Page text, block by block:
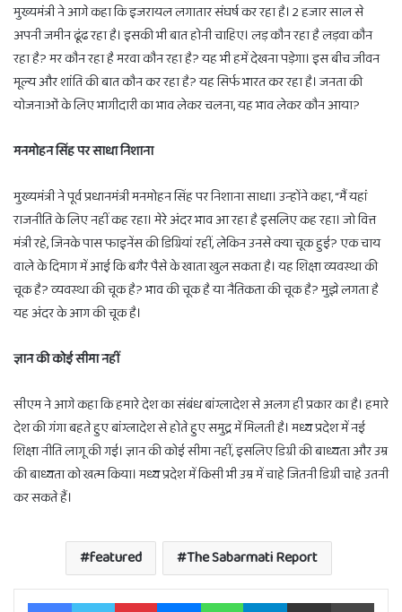
मुख्यमंत्री ने आगे कहा कि इजरायल लगातार संघर्ष कर रहा है। 2 हजार साल से
अपनी जमीन ढूंढ रहा है। इसकी भी बात होनी चाहिए। लड़ कौन रहा है लड़वा कौन
रहा है? मर कौन रहा है मरवा कौन रहा है? यह भी हमें देखना पड़ेगा। इस बीच जीवन
मूल्य और शांति की बात कौन कर रहा है? यह सिर्फ भारत कर रहा है। जनता की
योजनाओं के लिए भागीदारी का भाव लेकर चलना, यह भाव लेकर कौन आया?
मनमोहन सिंह पर साधा निशाना
मुख्यमंत्री ने पूर्व प्रधानमंत्री मनमोहन सिंह पर निशाना साधा। उन्होंने कहा, “मैं यहां
राजनीति के लिए नहीं कह रहा। मेरे अंदर भाव आ रहा है इसलिए कह रहा। जो वित्त
मंत्री रहे, जिनके पास फाइनेंस की डिग्रियां रहीं, लेकिन उनसे क्या चूक हुई? एक चाय
वाले के दिमाग में आई कि बगैर पैसे के खाता खुल सकता है। यह शिक्षा व्यवस्था की
चूक है? व्यवस्था की चूक है? भाव की चूक है या नैतिकता की चूक है? मुझे लगता है
यह अंदर के आग की चूक है।
ज्ञान की कोई सीमा नहीं
सीएम ने आगे कहा कि हमारे देश का संबंध बांग्लादेश से अलग ही प्रकार का है। हमारे
देश की गंगा बहते हुए बांग्लादेश से होते हुए समुद्र में मिलती है। मध्य प्रदेश में नई
शिक्षा नीति लागू की गई। ज्ञान की कोई सीमा नहीं, इसलिए डिग्री की बाध्यता और उम्र
की बाध्यता को खत्म किया। मध्य प्रदेश में किसी भी उम्र में चाहे जितनी डिग्री चाहे उतनी
कर सकते हैं।
featured The Sabarmati Report
FacebookTwitter PinterestMessengerWhatsAppTelegramShare via Email Print